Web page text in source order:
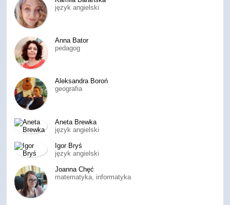
język angielski
Anna Bator
pedagog
Aleksandra Boroń
geografia
Aneta Brewka
język angielski
Igor Bryś
język angielski
Joanna Chęć
matematyka, informatyka